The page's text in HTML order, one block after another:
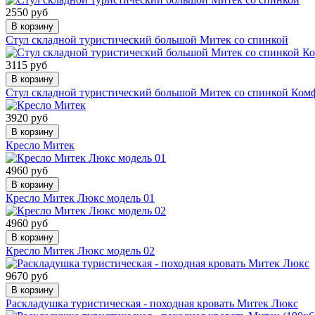
2550 руб
В корзину
Стул складной туристический большой Митек со спинкой
3115 руб
В корзину
Стул складной туристический большой Митек со спинкой
3920 руб
В корзину
Кресло Митек
4960 руб
В корзину
Кресло Митек Люкс модель 01
4960 руб
В корзину
Кресло Митек Люкс модель 02
9670 руб
В корзину
Раскладушка туристическая - походная кровать Митек Люкс